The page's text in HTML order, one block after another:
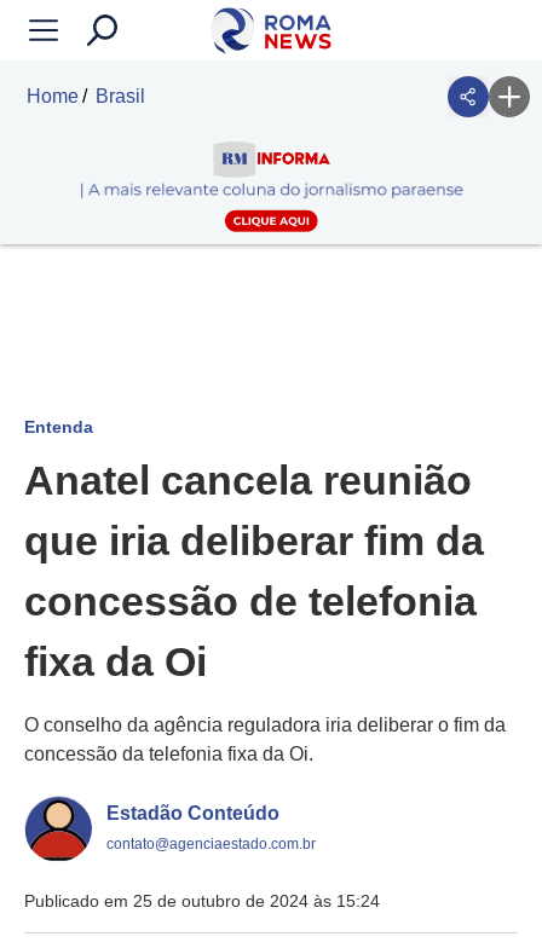
Home Brasil
Entenda
Anatel cancela reunião
que iria deliberar fim da
concessão de telefonia
fixa da Oi
O conselho da agência reguladora iria deliberar o fim da
concessão da telefonia fixa da Oi.
Estadão Conteúdo
contato@agenciaestado.com.br
Publicado em 25 de outubro de 2024 às 15:24